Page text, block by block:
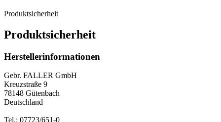
Produktsicherheit
Produktsicherheit
Herstellerinformationen
Gebr. FALLER GmbH
Kreuzstraße 9
78148 Gütenbach
Deutschland
Tel.: 07723/651-0